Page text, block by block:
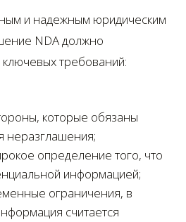
и надежным юридическим
NDA должно
ключевых требований:
которые обязаны
неразглашения;
определение того, что
информацией;
ограничения, в
считается